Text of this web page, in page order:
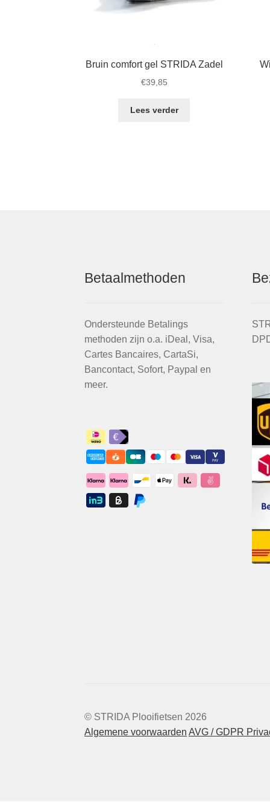
Bruin comfort gel STRIDA Zadel
€39,85
Lees verder
Betaalmethoden
Ondersteunde Betalings
methoden zijn o.a. iDeal, Visa,
Cartes Bancaires, CartaSi,
Bancontact, Sofort, Paypal en
meer.
© STRIDA Plooifietsen 2026
Algemene voorwaarden AVG / GDPR